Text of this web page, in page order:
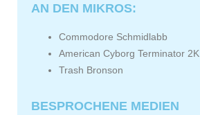
AN DEN MIKROS:
Commodore Schmidlabb
American Cyborg Terminator 2K
Trash Bronson
BESPROCHENE MEDIEN